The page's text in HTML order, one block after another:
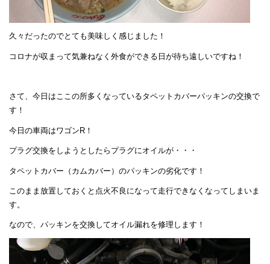
久々だったのでとても美味しく感じました！
コロナが収まって気兼ねなく外食ができる日が待ち遠しいですね！
さて、今日はここの所多くなっているタペットカバーパッキンの交換で
す！
今日の車両はワゴンR！
プラグ交換をしようとしたらプラグにオイルが・・・
タペットカバー（カムカバー）のパッキンの劣化です！
このまま放置しておくと点火不良になって走行できなくなってしまいま
す。
なので、パッキンを交換してオイル漏れを修理します！